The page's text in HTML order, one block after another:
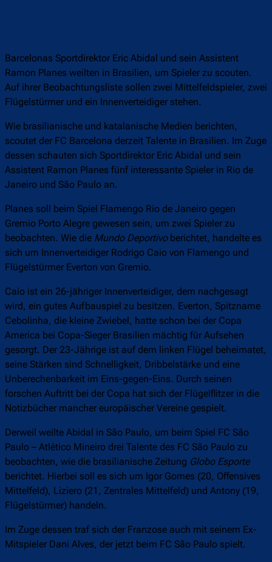
Barcelonas Sportdirektor Eric Abidal und sein Assistent
Ramon Planes weilten in Brasilien, um Spieler zu scouten.
Auf ihrer Beobachtungsliste sollen zwei Mittelfeldspieler, zwei
Flügelstürmer und ein Innenverteidiger stehen.
Wie brasilianische und katalanische Medien berichten,
scoutet der FC Barcelona derzeit Talente in Brasilien. Im Zuge
dessen schauten sich Sportdirektor Eric Abidal und sein
Assistent Ramon Planes fünf interessante Spieler in Rio de
Janeiro und São Paulo an.
Planes soll beim Spiel Flamengo Rio de Janeiro gegen
Gremio Porto Alegre gewesen sein, um zwei Spieler zu
beobachten. Wie die Mundo Deportivoberichtet, handelte es
sich um Innenverteidiger Rodrigo Caio von Flamengo und
Flügelstürmer Everton von Gremio.
Caio ist ein 26-jähriger Innenverteidiger, dem nachgesagt
wird, ein gutes Aufbauspiel zu besitzen. Everton, Spitzname
Cebolinha, die kleine Zwiebel, hatte schon bei der Copa
America bei Copa-Sieger Brasilien mächtig für Aufsehen
gesorgt. Der 23-Jährige ist auf dem linken Flügel beheimatet,
seine Stärken sind Schnelligkeit, Dribbelstärke und eine
Unberechenbarkeit im Eins-gegen-Eins. Durch seinen
forschen Auftritt bei der Copa hat sich der Flügelflitzer in die
Notizbücher mancher europäischer Vereine gespielt.
Derweil weilte Abidal in São Paulo, um beim Spiel FC São
Paulo – Atlético Mineiro drei Talente des FC São Paulo zu
beobachten, wie die brasilianische Zeitung Globo Esporte
berichtet. Hierbei soll es sich um Igor Gomes (20, Offensives
Mittelfeld), Liziero (21, Zentrales Mittelfeld) und Antony (19,
Flügelstürmer) handeln.
Im Zuge dessen traf sich der Franzose auch mit seinem Ex-
Mitspieler Dani Alves, der jetzt beim FC São Paulo spielt.